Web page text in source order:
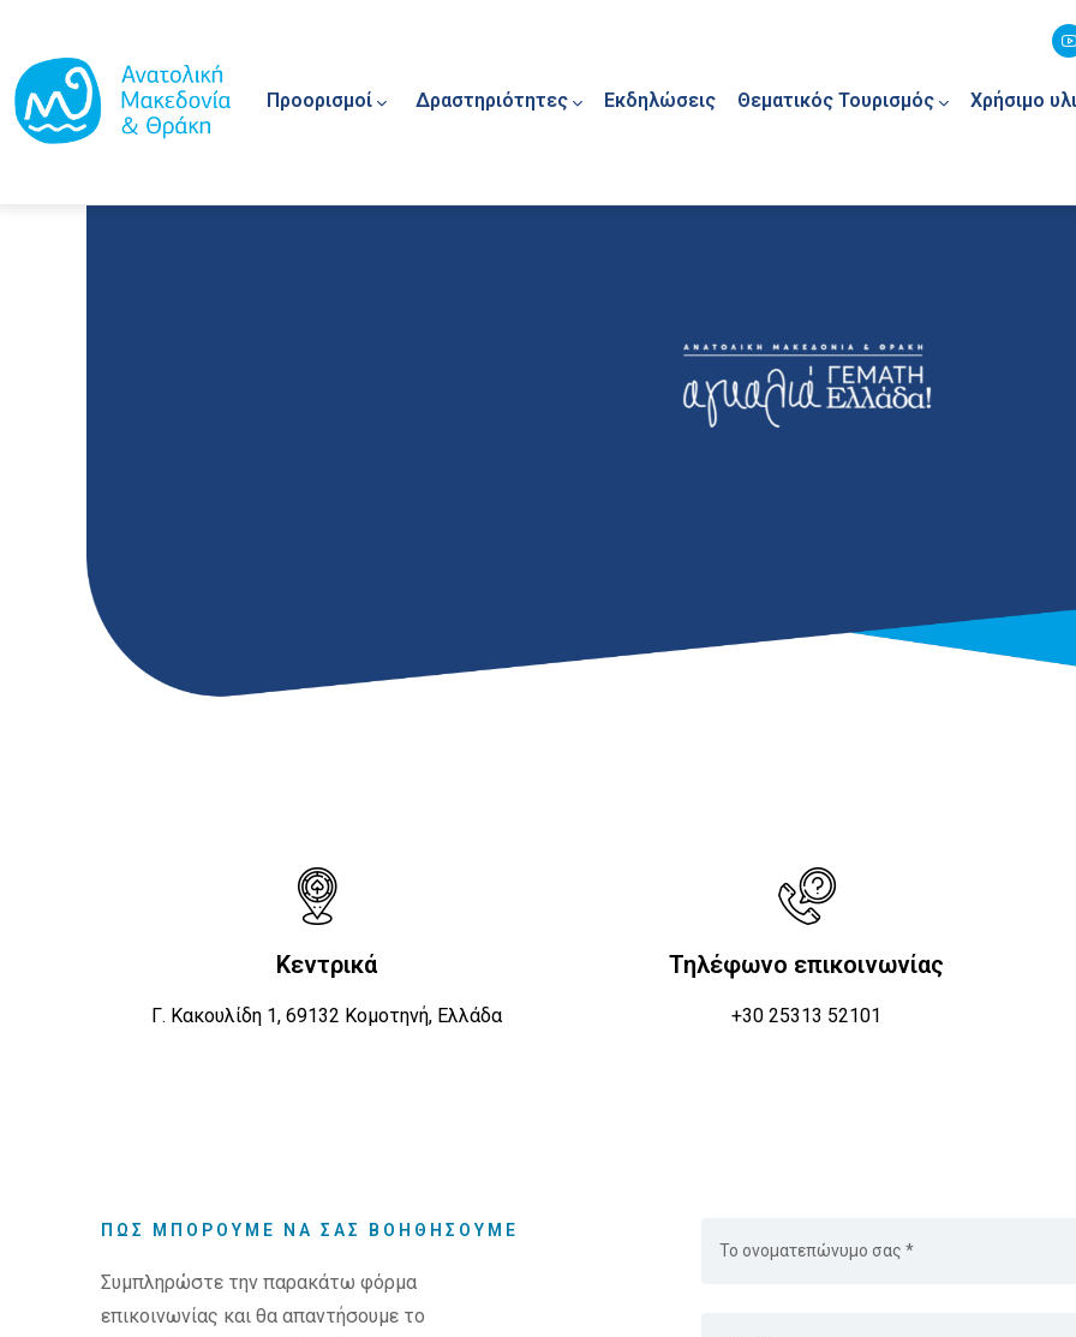
Προορισμοί Δραστηριότητες Εκδηλώσεις Θεματικός Τουρισμός Χρήσιμο
Κεντρικά
Γ. Κακουλίδη 1, 69132 Κομοτηνή, Ελλάδα
Τηλέφωνο επικοινωνίας
+30 25313 52101
ΠΩΣ ΜΠΟΡΟΥΜΕ ΝΑ ΣΑΣ ΒΟΗΘΗΣΟΥΜΕ
Συμπληρώστε την παρακάτω φόρμα
επικοινωνίας και θα απαντήσουμε το